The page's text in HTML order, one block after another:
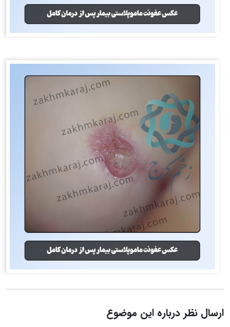
ارسال نظر درباره این موضوع